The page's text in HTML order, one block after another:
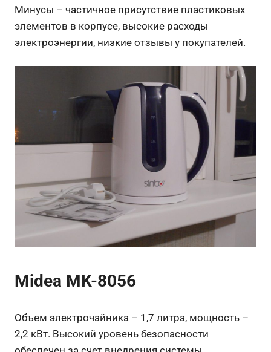
Минусы – частичное присутствие пластиковых
элементов в корпусе, высокие расходы
электроэнергии, низкие отзывы у покупателей.
Midea MK-8056
Объем электрочайника – 1,7 литра, мощность –
2,2 кВт. Высокий уровень безопасности